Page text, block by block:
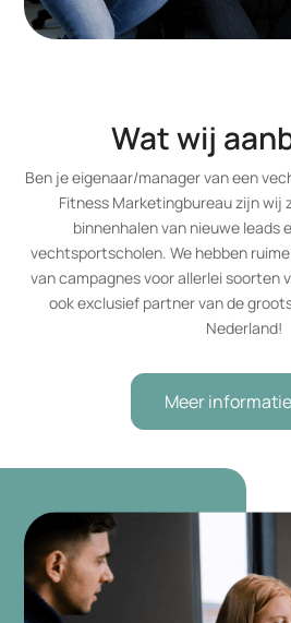
Wat wij
Ben je eigenaar/manager van een
Fitness Marketingbureau zijn wij
binnenhalen van nieuwe leads
vechtsportscholen. We hebben
van campagnes voor allerlei soorten
ookexclusief partnervan de
Nederland!
Meer informatie